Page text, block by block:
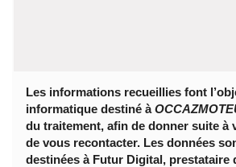
Les informations recueillies font
informatique destiné à
du traitement, afin de donner suite à
de vous recontacter. Les données
destinées à Futur Digital, prestataire